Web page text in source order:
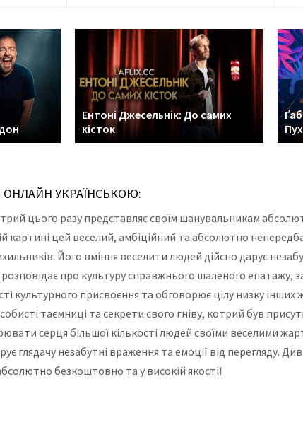
Ентоні Джесельнік: До самих
кісток
ОНЛАЙН УКРАЇНСЬКОЮ:
цього разу представляє своїм шанувальникам
картині цей веселий, амбіційний та абсолютно
Його вміння веселити людей дійсно дарує
про культуру справжнього шаленого епатажу,
культурного присвоєння та обговорює цілу низку
таємниці та секрети свого гніву, котрий був
серця більшої кількості людей своїми веселими
глядачу незабутні враження та емоції від перегляду.
безкоштовно та у високій якості!